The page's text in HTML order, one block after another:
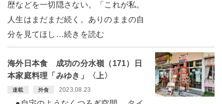
歴などを一切隠さない。「これが私。
人生はまだまだ続く。ありのままの自
分を見てほし…続きを読む
海外日本食 成功の分水嶺（171）日
本家庭料理「みゆき」〈上〉
連載 外食 2023.08.23